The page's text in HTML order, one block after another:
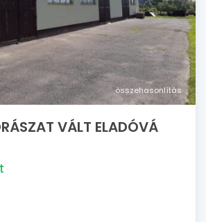
összehasonlítás
VÁLT ELADÓVÁ